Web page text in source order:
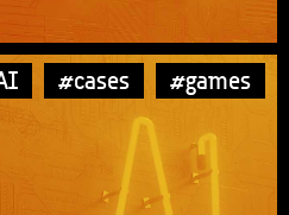
#cases #games